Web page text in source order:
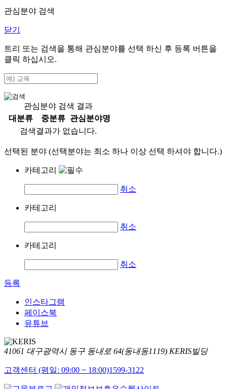
관심분야 검색
닫기
트리 또는 검색을 통해 관심분야를 선택 하신 후 등록 버튼을
클릭 하십시오.
관심분야 검색 결과
대분류
중분류
관심분야명
검색결과가 없습니다.
선택된 분야 (선택분야는 최소 하나 이상 선택 하셔야 합니다.)
카테고리
취소
카테고리
취소
카테고리
취소
등록
인스타그램
페이스북
유튜브
41061 대구광역시 동구 동내로 64(동내동1119) KERIS빌딩
고객센터 (평일: 09:00 ~ 18:00)1599-3122